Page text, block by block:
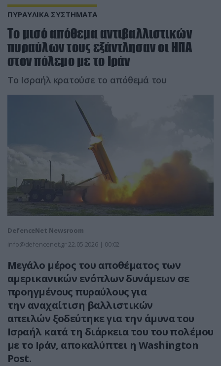
ΠΥΡΑΥΛΙΚΑ ΣΥΣΤΗΜΑΤΑ
Το μισό απόθεμα αντιβαλλιστικών
πυραύλων τους εξάντλησαν οι ΗΠΑ
στον πόλεμο με το Ιράν
Το Ισραήλ κρατούσε το απόθεμά του
DefenceNet Newsroom
info@defencenet.gr 22.05.2026 | 00:02
Μεγάλο μέρος του αποθέματος των
αμερικανικών ενόπλων δυνάμεων σε
προηγμένους πυραύλους για
την αναχαίτιση βαλλιστικών
απειλών ξοδεύτηκε για την άμυνα του
Ισραήλ κατά τη διάρκεια του του πολέμου
με το Ιράν, αποκαλύπτει η Washington
Post.